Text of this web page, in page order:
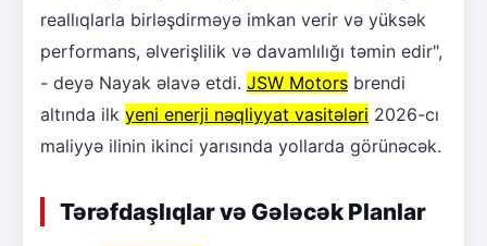
reallıqlarla birləşdirməyə imkan verir və yüksək
performans, əlverişlilik və davamlılığı təmin edir",
- deyə Nayak əlavə etdi. JSW Motors brendi
altında ilk yeni enerji nəqliyyat vasitələri 2026-cı
maliyyə ilinin ikinci yarısında yollarda görünəcək.
Tərəfdaşlıqlar və Gələcək Planlar